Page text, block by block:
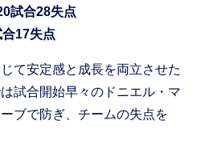
試合28失点
17失点
て安定感と成長を両立させた
試合開始早々のドニエル・マ
ブで防ぎ、チームの失点を